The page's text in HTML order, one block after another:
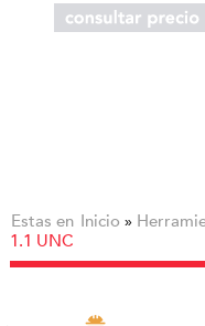
Estas en Inicio »
1.1 UNC